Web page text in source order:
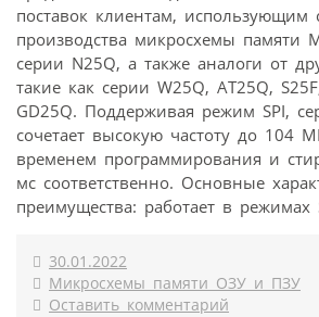
поставок клиентам, использующим
производства микросхемы памяти
серии N25Q, а также аналоги от
такие как серии W25Q, AT25Q,
GD25Q. Поддерживая режим SPI,
сочетает высокую частоту до 104
временем программирования и
мс соответственно. Основные
преимущества: работает в
30.01.2022
Микросхемы памяти ОЗУ и ПЗУ
Оставить комментарий